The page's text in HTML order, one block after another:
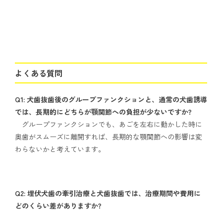
よくある質問
Q1: 犬歯抜歯後のグループファンクションと、通常の犬歯誘導
では、長期的にどちらが顎関節への負担が少ないですか?
グループファンクションでも、あごを左右に動かした時に
奥歯がスムーズに離開すれば、長期的な顎関節への影響は変
わらないかと考えています。
Q2: 埋伏犬歯の牽引治療と犬歯抜歯では、治療期間や費用に
どのくらい差がありますか?